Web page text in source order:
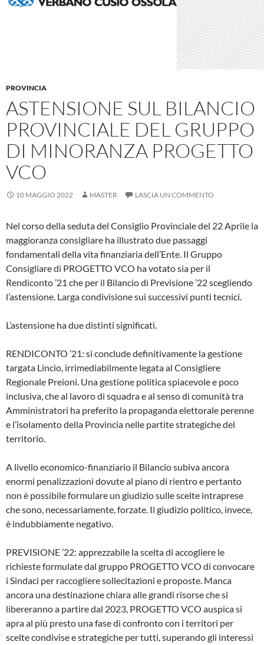
PROVINCIA
ASTENSIONE SUL BILANCIO
PROVINCIALE DEL GRUPPO
DI MINORANZA PROGETTO
VCO
10 MAGGIO 2022 MASTER LASCIA UN COMMENTO
Nel corso della seduta del Consiglio Provinciale del 22 Aprile la
maggioranza consigliare ha illustrato due passaggi
fondamentali della vita finanziaria dell’Ente. Il Gruppo
Consigliare di PROGETTO VCO ha votato sia per il
Rendiconto ’21 che per il Bilancio di Previsione ’22 scegliendo
l’astensione. Larga condivisione sui successivi punti tecnici.
L’astensione ha due distinti significati.
RENDICONTO ’21: si conclude definitivamente la gestione
targata Lincio, irrimediabilmente legata al Consigliere
Regionale Preioni. Una gestione politica spiacevole e poco
inclusiva, che al lavoro di squadra e al senso di comunità tra
Amministratori ha preferito la propaganda elettorale perenne
e l’isolamento della Provincia nelle partite strategiche del
territorio.
A livello economico-finanziario il Bilancio subiva ancora
enormi penalizzazioni dovute al piano di rientro e pertanto
non è possibile formulare un giudizio sulle scelte intraprese
che sono, necessariamente, forzate. Il giudizio politico, invece,
è indubbiamente negativo.
PREVISIONE ’22: apprezzabile la scelta di accogliere le
richieste formulate dal gruppo PROGETTO VCO di convocare
i Sindaci per raccogliere sollecitazioni e proposte. Manca
ancora una destinazione chiara alle grandi risorse che si
libereranno a partire dal 2023, PROGETTO VCO auspica si
apra al più presto una fase di confronto con i territori per
scelte condivise e strategiche per tutti, superando gli interessi